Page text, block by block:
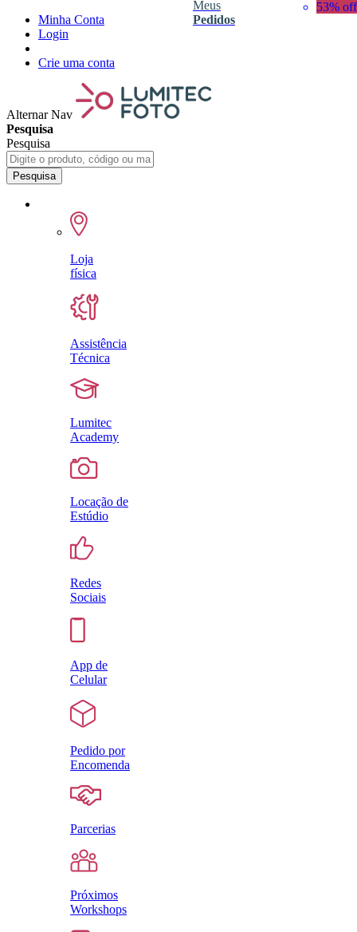
Minha Conta
Login
Crie uma conta
Alternar Nav
Pesquisa
Pesquisa
Pesquisa
Loja
física
Assistência
Técnica
Lumitec
Academy
Locação de
Estúdio
Redes
Sociais
App de
Celular
Pedido por
Encomenda
Parcerias
Próximos
Workshops
Meus
Pedidos
53% off